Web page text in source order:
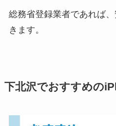
総務省登録業者であれば
きます。
下北沢でおすすめの